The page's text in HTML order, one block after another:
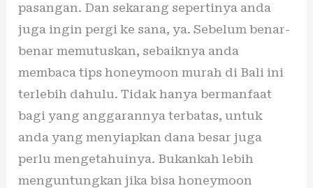
pasangan. Dan sekarang sepertinya anda
juga ingin pergi ke sana, ya. Sebelum benar-
benar memutuskan, sebaiknya anda
membaca tips honeymoon murah di Bali ini
terlebih dahulu. Tidak hanya bermanfaat
bagi yang anggarannya terbatas, untuk
anda yang menyiapkan dana besar juga
perlu mengetahuinya. Bukankah lebih
menguntungkan jika bisa honeymoon